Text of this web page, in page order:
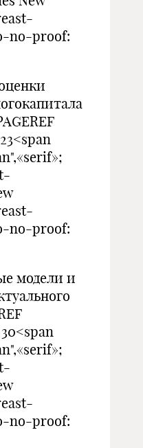
no-proof:
23<span
no-proof:
модели и
30<span
no-proof: